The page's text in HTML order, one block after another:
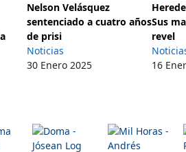
Nelson Velásquez
sentenciado a cuatro años
de prisi
Noticias
30 Enero 2025
Sus
revel
16